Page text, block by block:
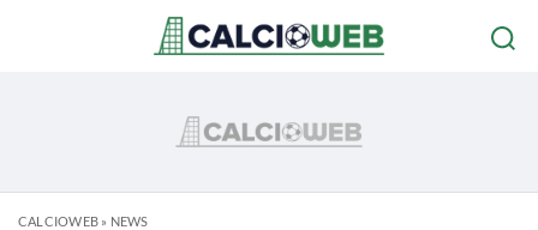
CALCIOWEB» NEWS